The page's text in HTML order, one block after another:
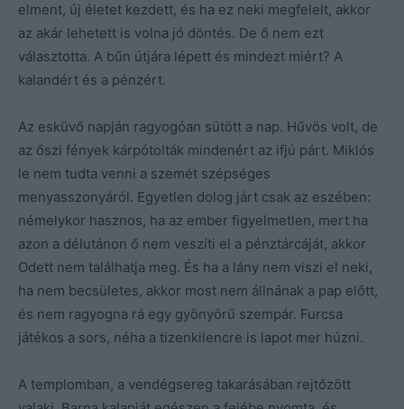
elment, új életet kezdett, és ha ez neki megfelelt, akkor
az akár lehetett is volna jó döntés. De ő nem ezt
választotta. A bűn útjára lépett és mindezt miért? A
kalandért és a pénzért.
Az esküvő napján ragyogóan sütött a nap. Hűvös volt, de
az őszi fények kárpótolták mindenért az ifjú párt. Miklós
le nem tudta venni a szemét szépséges
menyasszonyáról. Egyetlen dolog járt csak az eszében:
némelykor hasznos, ha az ember figyelmetlen, mert ha
azon a délutánon ő nem veszíti el a pénztárcáját, akkor
Odett nem találhatja meg. És ha a lány nem viszi el neki,
ha nem becsületes, akkor most nem állnának a pap előtt,
és nem ragyogna rá egy gyönyörű szempár. Furcsa
játékos a sors, néha a tizenkilencre is lapot mer húzni.
A templomban, a vendégsereg takarásában rejtőzött